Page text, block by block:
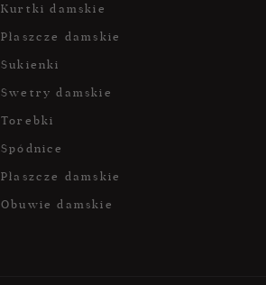
Kurtki damskie
Płaszcze damskie
Sukienki
Swetry damskie
Torebki
Spódnice
Płaszcze damskie
Obuwie damskie